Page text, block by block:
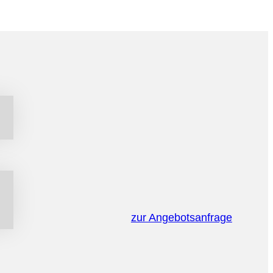
zur Angebotsanfrage